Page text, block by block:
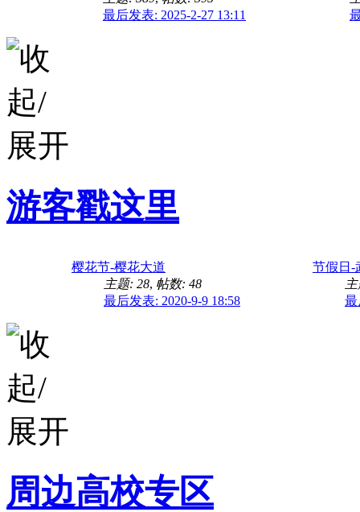
最后发表: 2025-2-27 13:11
游客戳这里
樱花节-樱花大道
主题: 28, 帖数: 48
最后发表: 2020-9-9 18:58
节假日-
最
周边高校专区